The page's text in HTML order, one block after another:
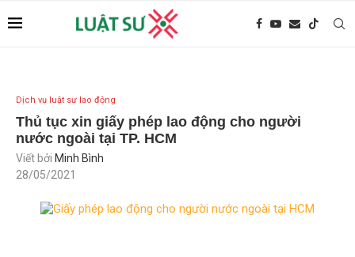
Dịch vụ luật sư lao động
Thủ tục xin giấy phép lao động cho người
nước ngoài tại TP. HCM
Viết bởi Minh Bình
28/05/2021